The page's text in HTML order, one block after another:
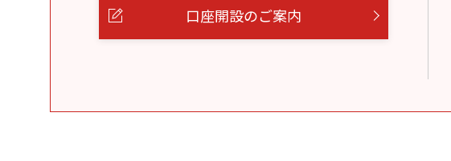
口座開設のご案内